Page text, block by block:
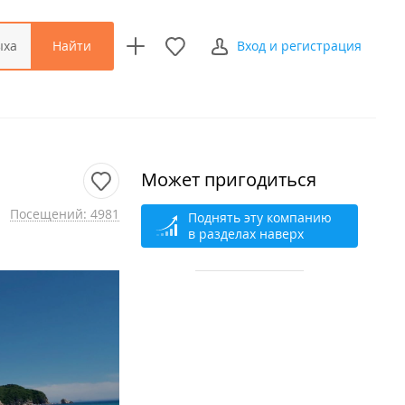
Найти Вход и регистрация
Посещений: 4981
Может пригодиться
Поднять эту компанию
в разделах наверх